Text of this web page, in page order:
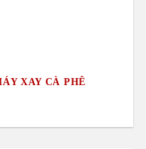
XAY CÀ PHÊ